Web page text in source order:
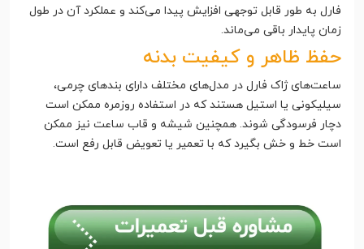
فارل به طور قابل توجهی افزایش پیدا می‌کند و عملکرد آن در طول
زمان پایدار باقی می‌ماند.
حفظ ظاهر و کیفیت بدنه
ساعت‌های ژاک فارل در مدل‌های مختلف دارای بندهای چرمی،
سیلیکونی یا استیل هستند که در استفاده روزمره ممکن است
دچار فرسودگی شوند. همچنین شیشه و قاب ساعت نیز ممکن
است خط و خش بگیرد که با تعمیر یا تعویض قابل رفع است.